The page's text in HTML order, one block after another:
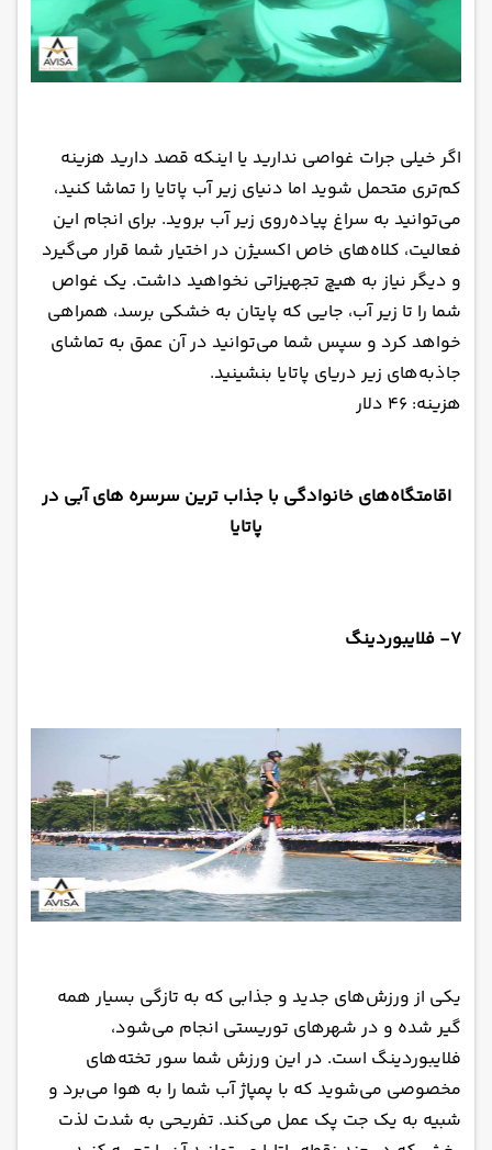
اگر خیلی جرات غواصی ندارید یا اینکه قصد دارید هزینه
کم‌تری متحمل شوید اما دنیای زیر آب پاتایا را تماشا کنید،
می‌توانید به سراغ پیاده‌روی زیر آب بروید. برای انجام این
فعالیت، کلاه‌های خاص اکسیژن در اختیار شما قرار می‌گیرد
و دیگر نیاز به هیچ تجهیزاتی نخواهید داشت. یک غواص
شما را تا زیر آب، جایی که پایتان به خشکی برسد، همراهی
خواهد کرد و سپس شما می‌توانید در آن عمق به تماشای
جاذبه‌های زیر دریای پاتایا بنشینید.
هزینه: ۴۶ دلار
اقامتگاه‌های خانوادگی با جذاب ترین سرسره های آبی در
پاتایا
۷- فلایبوردینگ
یکی از ورزش‌های جدید و جذابی که به تازگی بسیار همه
گیر شده و در شهرهای توریستی انجام می‌شود،
فلایبوردینگ است. در این ورزش شما سور تخته‌های
مخصوصی می‌شوید که با پمپاژ آب شما را به هوا می‌برد و
شبیه به یک جت پک عمل می‌کند. تفریحی به شدت لذت